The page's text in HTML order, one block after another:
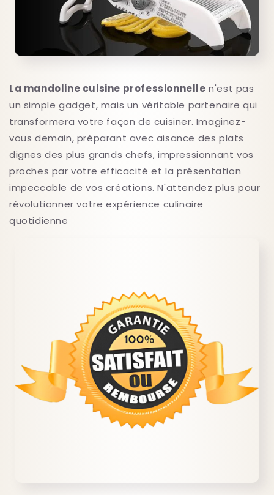
La mandoline cuisine professionnelle n'est pas
un simple gadget, mais un véritable partenaire qui
transformera votre façon de cuisiner. Imaginez-
vous demain, préparant avec aisance des plats
dignes des plus grands chefs, impressionnant vos
proches par votre efficacité et la présentation
impeccable de vos créations. N'attendez plus pour
révolutionner votre expérience culinaire
quotidienne